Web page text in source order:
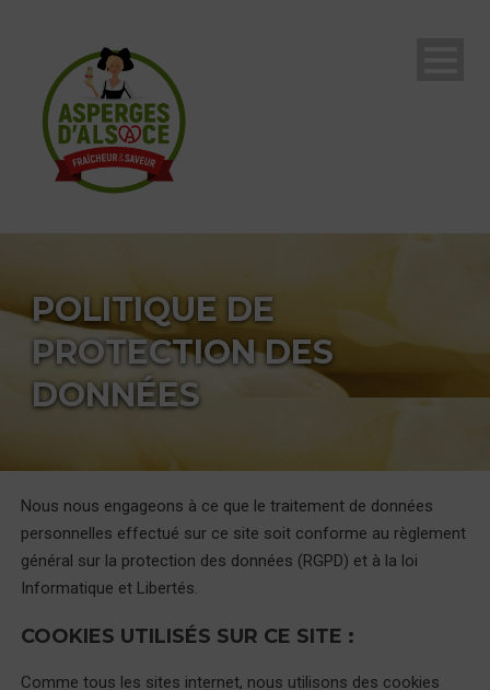
POLITIQUE DE
PROTECTION DES
DONNÉES
Nous nous engageons à ce que le traitement de données
personnelles effectué sur ce site soit conforme au règlement
général sur la protection des données (RGPD) et à la loi
Informatique et Libertés.
COOKIES UTILISÉS SUR CE SITE :
Comme tous les sites internet, nous utilisons des cookies